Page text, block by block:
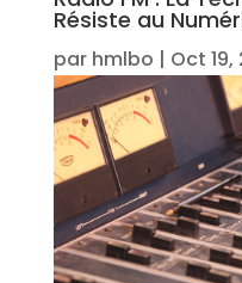
Résiste au
par hmlbo | Oct 19,